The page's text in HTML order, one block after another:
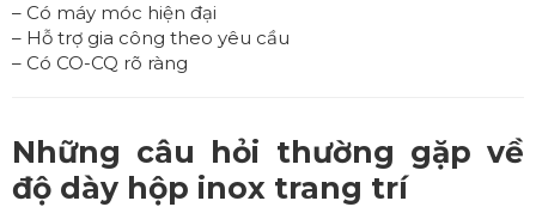
– Có máy móc hiện đại
– Hỗ trợ gia công theo yêu cầu
– Có CO-CQ rõ ràng
Những câu hỏi thường gặp về
độ dày hộp inox trang trí